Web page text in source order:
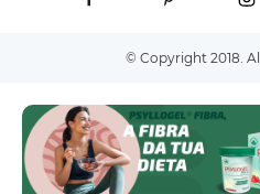
© Copyright 2018.